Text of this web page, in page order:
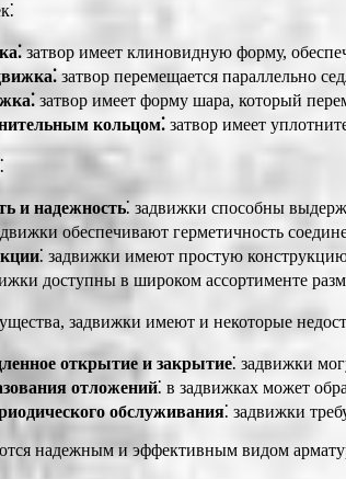
затвор имеет клиновидную форму,
затвор перемещается параллельно
затвор имеет форму шара, который
кольцом⁚ затвор имеет
и надежность⁚ задвижки способны
обеспечивают герметичность
⁚ задвижки имеют простую
доступны в широком ассортименте
задвижки имеют и некоторые
открытие и закрытие⁚ задвижки
отложений⁚ в задвижках может
обслуживания⁚ задвижки
надежным и эффективным видом